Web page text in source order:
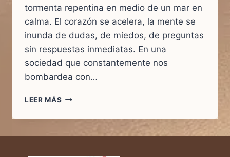
tormenta repentina en medio de un mar en
calma. El corazón se acelera, la mente se
inunda de dudas, de miedos, de preguntas
sin respuestas inmediatas. En una
sociedad que constantemente nos
bombardea con…
LEER MÁS VENTAJAS
DESVENTAJAS